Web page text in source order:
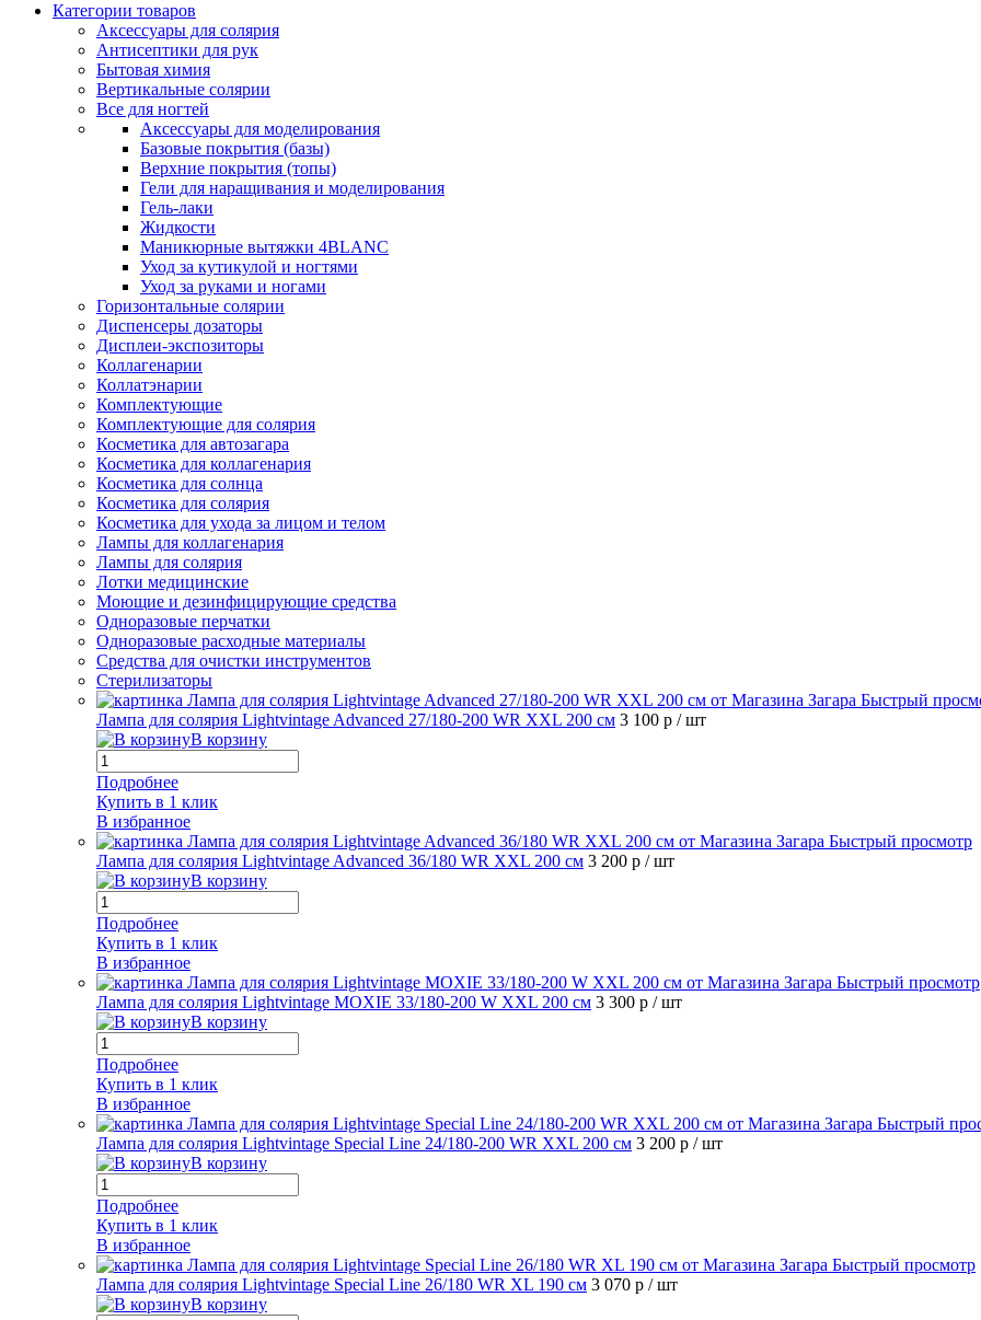
Категории товаров
Аксессуары для солярия
Антисептики для рук
Бытовая химия
Вертикальные солярии
Все для ногтей
Аксессуары для моделирования
Базовые покрытия (базы)
Верхние покрытия (топы)
Гели для наращивания и моделирования
Гель-лаки
Жидкости
Маникюрные вытяжки 4BLANC
Уход за кутикулой и ногтями
Уход за руками и ногами
Горизонтальные солярии
Диспенсеры дозаторы
Дисплеи-экспозиторы
Коллагенарии
Коллатэнарии
Комплектующие
Комплектующие для солярия
Косметика для автозагара
Косметика для коллагенария
Косметика для солнца
Косметика для солярия
Косметика для ухода за лицом и телом
Лампы для коллагенария
Лампы для солярия
Лотки медицинские
Моющие и дезинфицирующие средства
Одноразовые перчатки
Одноразовые расходные материалы
Средства для очистки инструментов
Стерилизаторы
Быстрый
Лампа для солярия Lightvintage Advanced 27/180-200 WR XXL 200 см 3 100 р / шт
В корзину
Подробнее
Купить в 1 клик
В избранное
Быстрый просмотр
Лампа для солярия Lightvintage Advanced 36/180 WR XXL 200 см 3 200 р / шт
В корзину
Подробнее
Купить в 1 клик
В избранное
Быстрый просмотр
Лампа для солярия Lightvintage MOXIE 33/180-200 W XXL 200 см 3 300 р / шт
В корзину
Подробнее
Купить в 1 клик
В избранное
Быстрый
Лампа для солярия Lightvintage Special Line 24/180-200 WR XXL 200 см 3 200 р / шт
В корзину
Подробнее
Купить в 1 клик
В избранное
Быстрый просмотр
Лампа для солярия Lightvintage Special Line 26/180 WR XL 190 см 3 070 р / шт
В корзину